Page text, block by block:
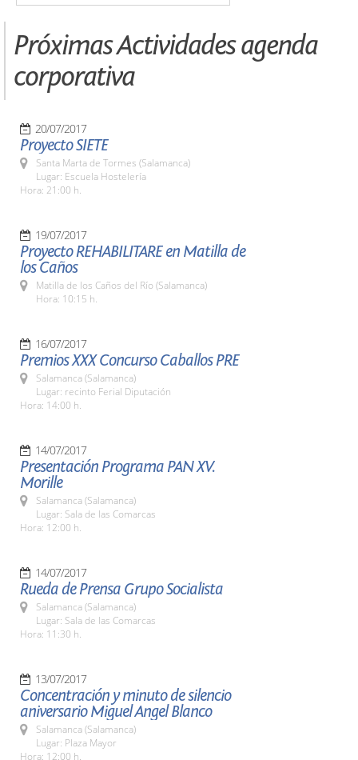
Próximas Actividades agenda
corporativa
20/07/2017
Proyecto SIETE
Santa Marta de Tormes (Salamanca)
Lugar: Escuela Hostelería
Hora: 21:00 h.
19/07/2017
Proyecto REHABILITARE en Matilla de
los Caños
Matilla de los Caños del Río (Salamanca)
Hora: 10:15 h.
16/07/2017
Premios XXX Concurso Caballos PRE
Salamanca (Salamanca)
Lugar: recinto Ferial Diputación
Hora: 14:00 h.
14/07/2017
Presentación Programa PAN XV.
Morille
Salamanca (Salamanca)
Lugar: Sala de las Comarcas
Hora: 12:00 h.
14/07/2017
Rueda de Prensa Grupo Socialista
Salamanca (Salamanca)
Lugar: Sala de las Comarcas
Hora: 11:30 h.
13/07/2017
Concentración y minuto de silencio
aniversario Miguel Angel Blanco
Salamanca (Salamanca)
Lugar: Plaza Mayor
Hora: 12:00 h.